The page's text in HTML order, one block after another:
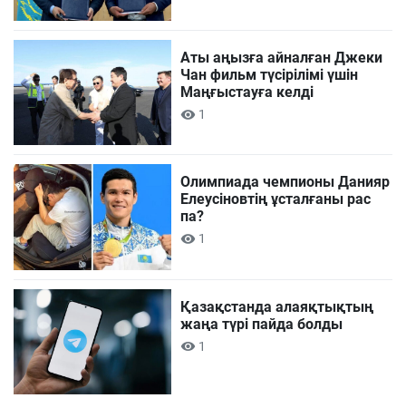
Аты аңызға айналған Джеки
Чан фильм түсірілімі үшін
Маңғыстауға келді
1
Олимпиада чемпионы Данияр
Елеусіновтің ұсталғаны рас
па?
1
Қазақстанда алаяқтықтың
жаңа түрі пайда болды
1